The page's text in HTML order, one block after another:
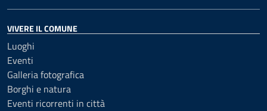
VIVERE IL COMUNE
Luoghi
Eventi
Galleria fotografica
Borghi e natura
Eventi ricorrenti in città